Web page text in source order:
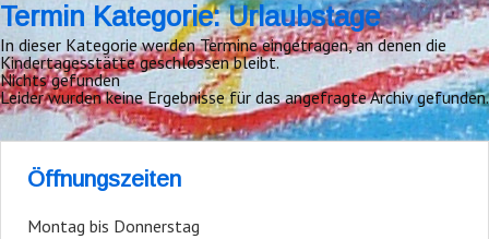
Termin Kategorie:Urlaubstage
In dieser Kategorie werden Termine eingetragen, an denen die
Kindertagesstätte geschlossen bleibt.
Nichts gefunden
Leider wurden keine Ergebnisse für das angefragte Archiv gefunden.
Öffnungszeiten
Montag bis Donnerstag